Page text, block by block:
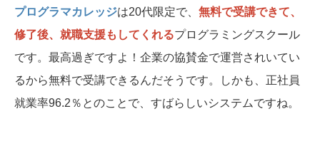
プログラマカレッジは20代限定で、 無料で受講できて、
修了後、就職支援もしてくれるプログラミングスクール
です。最高過ぎですよ！企業の協賛金で運営されいてい
るから無料で受講できるんだそうです。しかも、正社員
就業率96.2％とのことで、すばらしいシステムですね。